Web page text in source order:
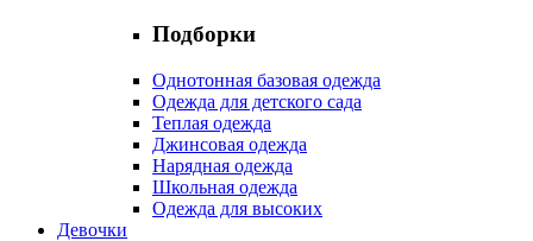
Подборки
Однотонная базовая одежда
Одежда для детского сада
Теплая одежда
Джинсовая одежда
Нарядная одежда
Школьная одежда
Одежда для высоких
Девочки